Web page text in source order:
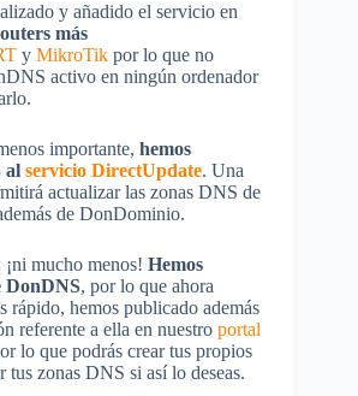
y añadido el servicio en
más
y MikroTik por lo que no
activo en ningún ordenador
importante, hemos
al servicio DirectUpdate. Una
actualizar las zonas DNS de
de DonDominio.
mucho menos! Hemos
DonDNS, por lo que ahora
rápido, hemos publicado además
referente a ella en nuestro portal
lo que podrás crear tus propios
tus zonas DNS si así lo deseas.